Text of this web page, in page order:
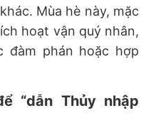
Mùa hè này, mặc
hoạt vận quý nhân,
đàm phán hoặc hợp
“dẫn Thủy nhập